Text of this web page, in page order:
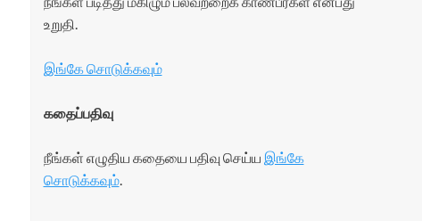
உறுதி.
இங்கே சொடுக்கவும்
கதைப்பதிவு
நீங்கள் எழுதிய கதையை பதிவு செய்ய இங்கே
சொடுக்கவும்.